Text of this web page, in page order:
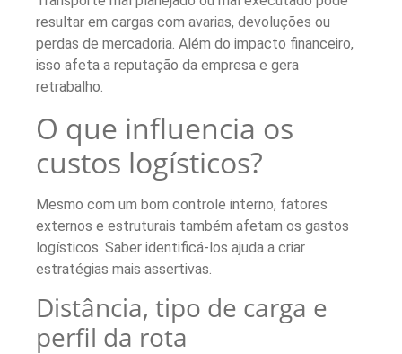
resultar em cargas com avarias, devoluções ou
perdas de mercadoria. Além do impacto financeiro,
isso afeta a reputação da empresa e gera
retrabalho.
O que influencia os
custos logísticos?
Mesmo com um bom controle interno, fatores
externos e estruturais também afetam os gastos
logísticos. Saber identificá-los ajuda a criar
estratégias mais assertivas.
Distância, tipo de carga e
perfil da rota